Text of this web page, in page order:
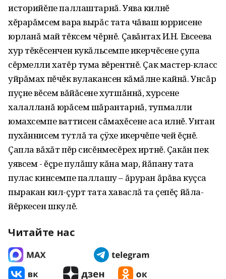
историйĕпе паллаштарнă. Уява килнĕ
хĕрарăмсем вара вырăс тата чăваш юррисене
юрланă май тĕксем чĕрнĕ. Çавăнтах И.Н. Евсеева
хур тĕкĕсенчен кукăльсемпе икерчĕсене çупа
сĕрмелли хатĕр тума вĕрентнĕ. Çак мастер-класс
уйрăмах пĕчĕк вулакансен кăмăлне кайнă. Унсăр
пуçне вĕсем вăйăсене хутшăннă‚ хурсене
халалланă юрăсем шăрантарнă‚ тупмалли
юмахсемпе ваттисен сăмахĕсене аса илнĕ. Унтан
пухăннисем тутлă та çÿхе икерчĕпе чей ĕçнĕ.
Çапла вăхăт пĕр сисĕнмесĕрех иртнĕ. Çакăн пек
уявсем - ĕçре пулăшу кăна мар‚ йăпану тата
пулас кинсемпе паллашу – ăруран ăрăва куçса
пыракан кил-çурт тата хаваслă та çепĕç йăла-
йĕркесен шкулĕ.
Читайте нас